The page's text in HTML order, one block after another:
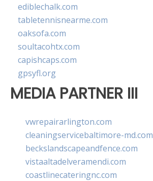
ediblechalk.com
tabletennisnearme.com
oaksofa.com
soultacohtx.com
capishcaps.com
gpsyfl.org
MEDIA PARTNER III
vwrepairarlington.com
cleaningservicebaltimore-md.com
beckslandscapeandfence.com
vistaaltadelveramendi.com
coastlinecateringnc.com